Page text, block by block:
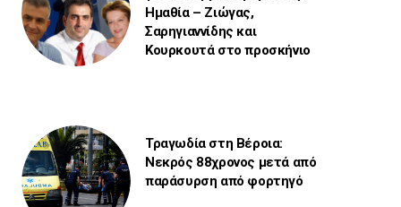
Ημαθία – Ζιώγας,
Σαρηγιαννίδης και
Κουρκουτά στο προσκήνιο
Τραγωδία στη Βέροια:
Νεκρός 88χρονος μετά από
παράσυρση από φορτηγό